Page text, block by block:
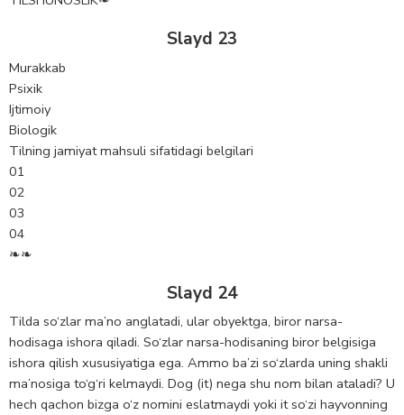
Slayd 23
Murakkab
Psixik
Ijtimoiy
Biologik
Tilning jamiyat mahsuli sifatidagi belgilari
01
02
03
04
❧❧
Slayd 24
Tilda so‘zlar ma’no anglatadi, ular obyektga, biror narsa-
hodisaga ishora qiladi. So‘zlar narsa-hodisaning biror belgisiga
ishora qilish xususiyatiga ega. Ammo ba’zi so‘zlarda uning shakli
ma’nosiga to‘g‘ri kelmaydi. Dog (it) nega shu nom bilan ataladi? U
hech qachon bizga o‘z nomini eslatmaydi yoki it so‘zi hayvonning